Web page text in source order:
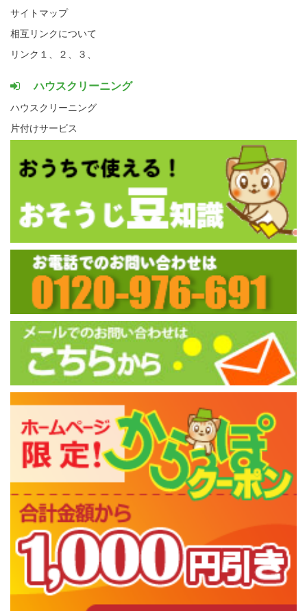
サイトマップ
相互リンクについて
リンク１、
２、 ３、
ハウスクリーニング
ハウスクリーニング
片付けサービス